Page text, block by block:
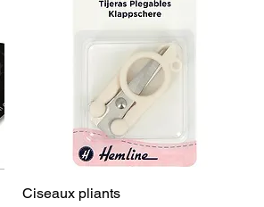
Ciseaux pliants